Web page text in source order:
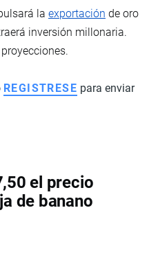
la exportación de oro
inversión millonaria.
REGISTRESE para enviar
el precio
de banano